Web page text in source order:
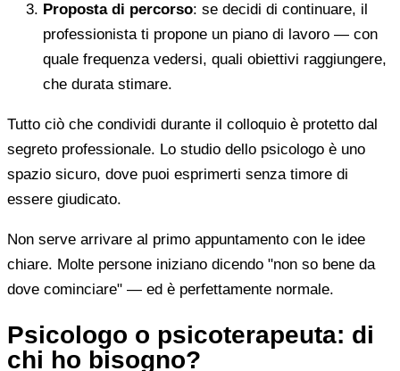
Proposta di percorso: se decidi di continuare, il
professionista ti propone un piano di lavoro — con
quale frequenza vedersi, quali obiettivi raggiungere,
che durata stimare.
Tutto ciò che condividi durante il colloquio è protetto dal
segreto professionale. Lo studio dello psicologo è uno
spazio sicuro, dove puoi esprimerti senza timore di
essere giudicato.
Non serve arrivare al primo appuntamento con le idee
chiare. Molte persone iniziano dicendo "non so bene da
dove cominciare" — ed è perfettamente normale.
Psicologo o psicoterapeuta: di
chi ho bisogno?